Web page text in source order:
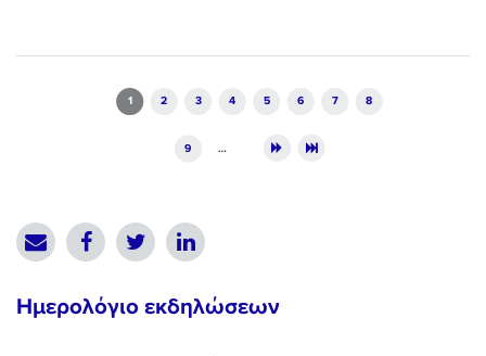
1 2 3 4 5 6 7 8
9 …
Ημερολόγιο εκδηλώσεων